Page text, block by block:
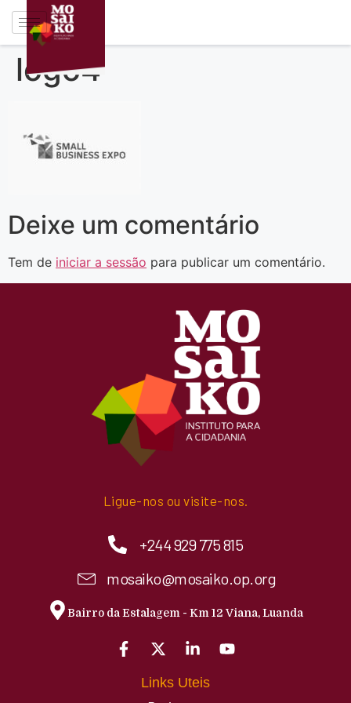
logo4
Deixe um comentário
Tem de iniciar a sessão para publicar um comentário.
Ligue-nos ou visite-nos.
+244 929 775 815
mosaiko@mosaiko.op.org
Bairro da Estalagem - Km 12 Viana, Luanda
Links Uteis